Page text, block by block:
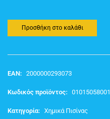
Προσθήκη στο καλάθι
EAN: 2000000293073
Κωδικός προϊόντος: 01015058001
Κατηγορία: Χημικά Πισίνας